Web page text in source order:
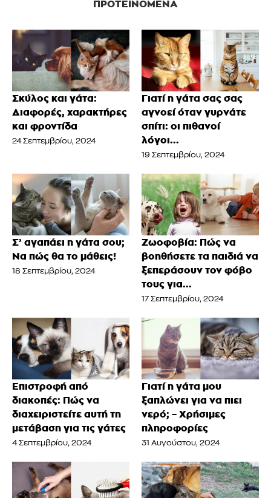
ΠΡΟΤΕΙΝΌΜΕΝΑ
Σκύλος και γάτα:
Διαφορές, χαρακτήρες
και φροντίδα
24 Σεπτεμβρίου, 2024
Γιατί η γάτα σας σας
αγνοεί όταν γυρνάτε
σπίτι: οι πιθανοί
λόγοι...
19 Σεπτεμβρίου, 2024
Σ’ αγαπάει η γάτα σου;
Να πώς θα το μάθεις!
18 Σεπτεμβρίου, 2024
Ζωοφοβία: Πώς να
βοηθήσετε τα παιδιά να
ξεπεράσουν τον φόβο
τους για...
17 Σεπτεμβρίου, 2024
Επιστροφή από
διακοπές: Πώς να
διαχειριστείτε αυτή τη
μετάβαση για τις γάτες
4 Σεπτεμβρίου, 2024
Γιατί η γάτα μου
ξαπλώνει για να πιει
νερό; – Χρήσιμες
πληροφορίες
31 Αυγούστου, 2024